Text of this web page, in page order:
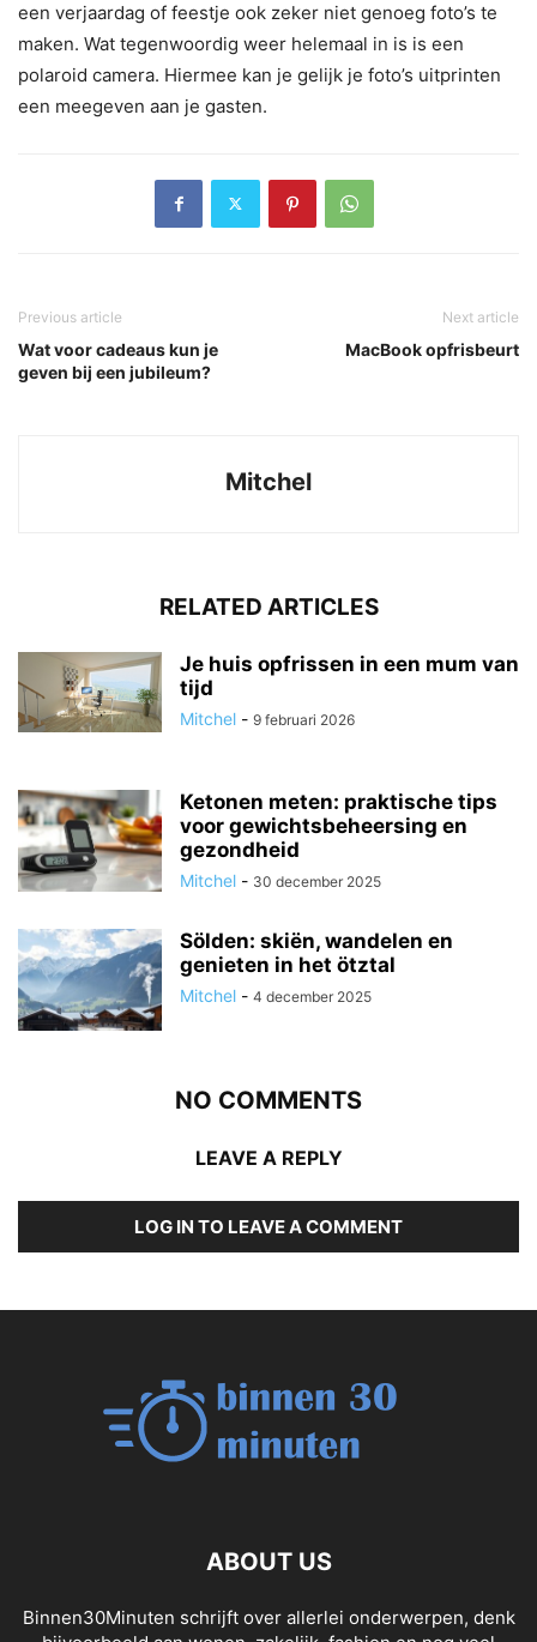
een verjaardag of feestje ook zeker niet genoeg foto’s te
maken. Wat tegenwoordig weer helemaal in is is een
polaroid camera. Hiermee kan je gelijk je foto’s uitprinten
een meegeven aan je gasten.
Previous article
Wat voor cadeaus kun je
geven bij een jubileum?
Next article
MacBook opfrisbeurt
Mitchel
RELATED ARTICLES
Je huis opfrissen in een mum van
tijd
Mitchel - 9 februari 2026
Ketonen meten: praktische tips
voor gewichtsbeheersing en
gezondheid
Mitchel - 30 december 2025
Sölden: skiën, wandelen en
genieten in het ötztal
Mitchel - 4 december 2025
NO COMMENTS
LEAVE A REPLY
LOG IN TO LEAVE A COMMENT
ABOUT US
Binnen30Minuten schrijft over allerlei onderwerpen, denk